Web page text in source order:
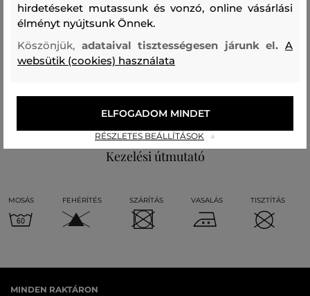
Összetétel
Kezelési útmutató
MOSÁS FEHÉRÍTÉS SZÁRÍTÁS VASALÁS TISZTÍTÁS
MINDEN RAKTÁRON
hirdetéseket mutassunk és vonzó, online vásárlási
élményt nyújtsunk Önnek.
Köszönjük, adataival tisztességesen járunk el.A
websütik (cookies) használata
RÉSZLETES BEÁLLÍTÁSOK
ELFOGADOM MINDET